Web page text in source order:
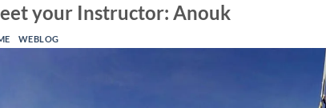
your Instructor: Anouk
WEBLOG